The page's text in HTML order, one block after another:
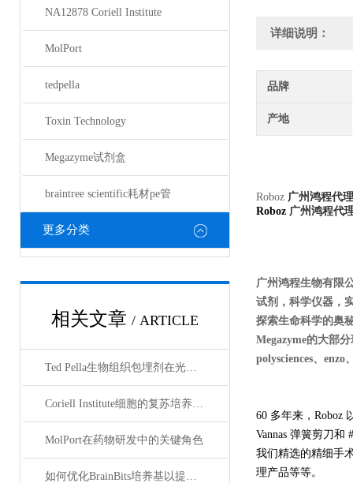
NA12878 Coriell Institute
MolPort
tedpella
Toxin Technology
Megazyme试剂盒
braintree scientific耗材pe管
更多分类
相关文章 / ARTICLE
Ted Pella生物组织包埋剂在光镜与电镜联用技术中的应用
Coriell Institute细胞的复苏培养与质量控制规范
MolPort在药物研发中的关键角色
如何优化BrainBits培养基以提高实验效果？
详细说明：
品牌
产地
Roboz 广州鸿程代理
Roboz 广州鸿程代
广州鸿程生物有限
试剂，科学仪器，
探索生命科学的奥
Megazyme的大部
polysciences、enzo
60 多年来，Roboz
Vannas 弹簧剪刀
我们精选的精细手
理产品等等。